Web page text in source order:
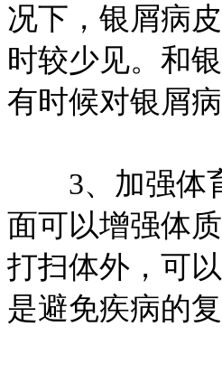
况下，银屑病
时较少见。和
有时候对银屑
3、加强体育
面可以增强体
打扫体外，可
是避免疾病的